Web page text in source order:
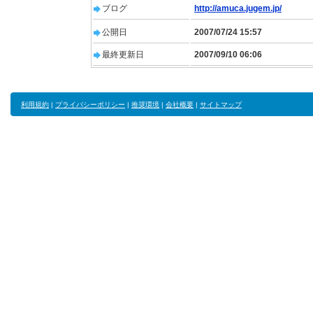
ブログ http://amuca.jugem.jp/
公開日 2007/07/24 15:57
最終更新日 2007/09/10 06:06
利用規約 | プライバシーポリシー | 推奨環境 | 会社概要 | サイトマップ